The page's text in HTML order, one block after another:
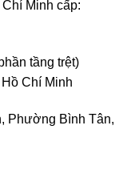
tín. Mời bạn
Minh cấp:
tầng trệt)
Chí Minh
Phường Bình Tân,